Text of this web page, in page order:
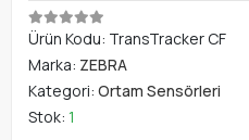
Ürün Kodu: TransTracker CF
Marka: ZEBRA
Kategori: Ortam Sensörleri
Stok: 1